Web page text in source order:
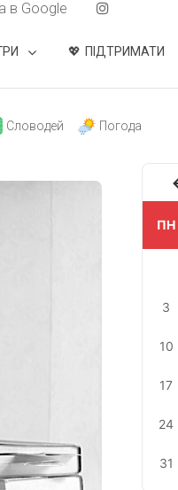
в Google
ПІДТРИМАТИ
Словодей Погода
ПН
3
10
17
24
31